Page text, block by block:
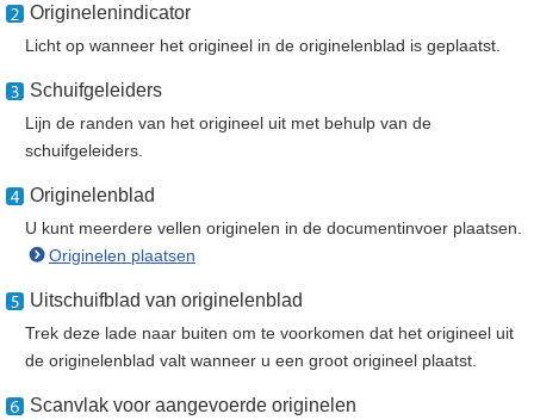
Originelenindicator
Licht op wanneer het origineel in de originelenblad is geplaatst.
Schuifgeleiders
Lijn de randen van het origineel uit met behulp van de
schuifgeleiders.
Originelenblad
U kunt meerdere vellen originelen in de documentinvoer plaatsen.
Originelen plaatsen
Uitschuifblad van originelenblad
Trek deze lade naar buiten om te voorkomen dat het origineel uit
de originelenblad valt wanneer u een groot origineel plaatst.
Scanvlak voor aangevoerde originelen